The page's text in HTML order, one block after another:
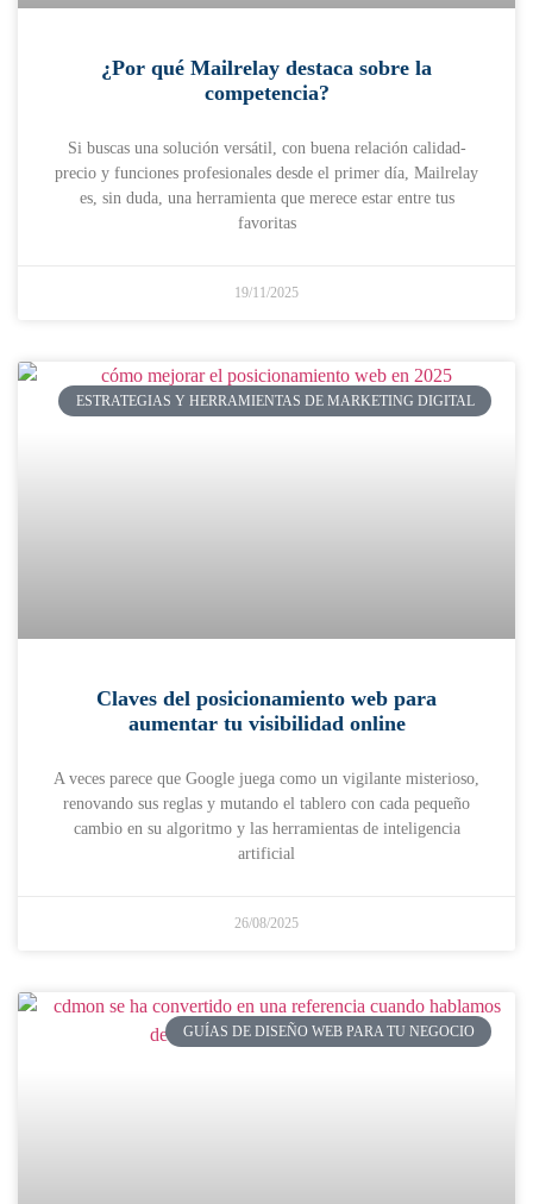
¿Por qué Mailrelay destaca sobre la
competencia?
Si buscas una solución versátil, con buena relación calidad-
precio y funciones profesionales desde el primer día, Mailrelay
es, sin duda, una herramienta que merece estar entre tus
favoritas
19/11/2025
ESTRATEGIAS Y HERRAMIENTAS DE MARKETING DIGITAL
Claves del posicionamiento web para
aumentar tu visibilidad online
A veces parece que Google juega como un vigilante misterioso,
renovando sus reglas y mutando el tablero con cada pequeño
cambio en su algoritmo y las herramientas de inteligencia
artificial
26/08/2025
GUÍAS DE DISEÑO WEB PARA TU NEGOCIO